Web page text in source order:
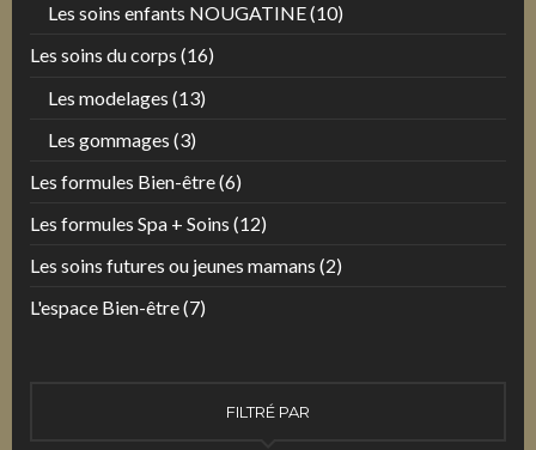
Les soins enfants NOUGATINE(10)
Les soins du corps (16)
Les modelages (13)
Les gommages (3)
Les formules Bien-être(6)
Les formules Spa + Soins (12)
Les soins futures ou jeunes mamans (2)
L'espace Bien-être(7)
FILTRÉ PAR